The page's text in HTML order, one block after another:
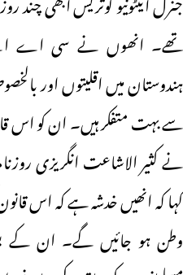
تھے۔ انھوں نے سی اے
ہندوستان میں اقلیتوں اور
سے بہت متفکر ہیں۔ ان کو اس
نے کثیر الاشاعت انگریزی
کہا کہ انھیں خدشہ ہے کہ اس
وطن ہو جائیں گے۔ ان کے